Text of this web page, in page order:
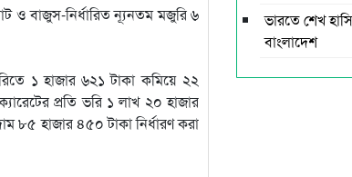
ও বাজুস-নির্ধারিত ন্যূনতম মজুরি ৬
১ হাজার ৬২১ টাকা কমিয়ে ২২
প্রতি ভরি ১ লাখ ২০ হাজার
৮৫ হাজার ৪৫০ টাকা নির্ধারণ করা
ভারতে শেখ
বাংলাদেশ